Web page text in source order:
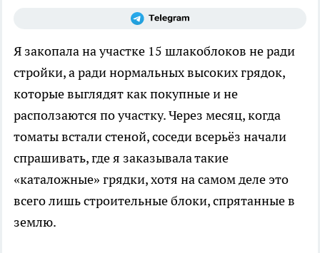
Я закопала на участке 15 шлакоблоков не ради
стройки, а ради нормальных высоких грядок,
которые выглядят как покупные и не
расползаются по участку. Через месяц, когда
томаты встали стеной, соседи всерьёз начали
спрашивать, где я заказывала такие
«каталожные» грядки, хотя на самом деле это
всего лишь строительные блоки, спрятанные в
землю.